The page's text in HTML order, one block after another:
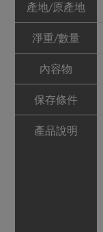
產地/原產地
淨重/數量
內容物
保存條件
產品說明